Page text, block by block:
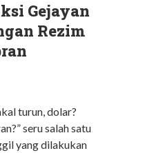
Gejayan
Rezim
turun, dolar?
seru salah satu
yang dilakukan